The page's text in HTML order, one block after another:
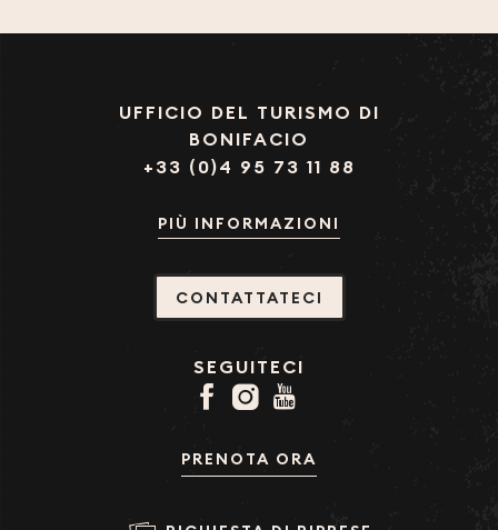
UFFICIO DEL TURISMO DI
BONIFACIO
+33 (0)4 95 73 11 88
PIÙ INFORMAZIONI
CONTATTATECI
SEGUITECI
PRENOTA ORA